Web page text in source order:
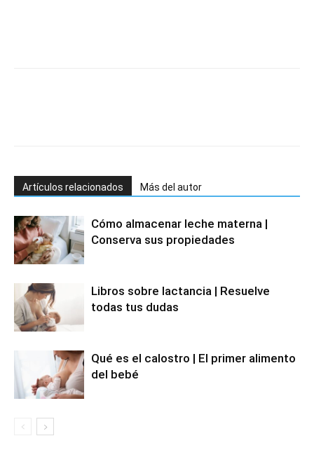
Artículos relacionados Más del autor
Cómo almacenar leche materna |
Conserva sus propiedades
Libros sobre lactancia | Resuelve
todas tus dudas
Qué es el calostro | El primer alimento
del bebé